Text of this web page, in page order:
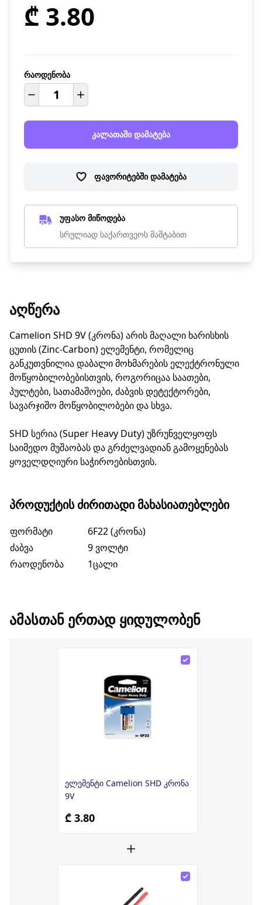
₾ 3.80
რაოდენობა
კალათაში დამატება
ფავორიტებში დამატება
უფასო მიწოდება
სრულიად საქართვეოს მაშტაბით
ᲐᲦᲬᲔᲠᲐ
Camelion SHD 9V (კრონა) არის მაღალი ხარისხის
ცუთის (Zinc-Carbon) ელემენტი, რომელიც
განკუთვნილია დაბალი მოხმარების ელექტრონული
მოწყობილობებისთვის, როგორიცაა საათები,
პულტები, სათამაშოები, ძაბვის დეტექტორები,
სავარჯიშო მოწყობილობები და სხვა.
SHD სერია (Super Heavy Duty) უზრუნველყოფს
საიმედო მუშაობას და გრძელვადიან გამოყენებას
ყოველდღიური საჭიროებისთვის.
ᲞᲠᲝᲓᲣᲥᲢᲘᲡ ᲫᲘᲠᲘᲗᲐᲓᲘ ᲛᲐᲮᲐᲡᲘᲐᲗᲔᲑᲚᲔᲑᲘ
ფორმატი
6F22 (კრონა)
ძაბვა
9 ვოლტი
რაოდენობა
1ცალი
ᲐᲛᲐᲡᲗᲐᲜ ᲔᲠᲗᲐᲓ ᲧᲘᲓᲣᲚᲝᲑᲔᲜ
ელემენტი Camelion SHD კრონა
9V
₾ 3.80